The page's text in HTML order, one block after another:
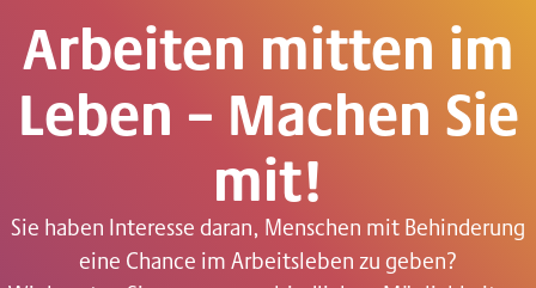
Arbeiten mitten im
Leben – Machen Sie
mit!
Sie haben Interesse daran, Menschen mit Behinderung
eine Chance im Arbeitsleben zu geben?